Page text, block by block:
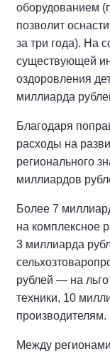
оборудованием
позволит
за три года). На
существующей
оздоровления
миллиарда
Благодаря
расходы на
регионального
миллиардов
Более 7
на комплексное
3 миллиарда
рублей — на
техники, 10
производителям.
Между